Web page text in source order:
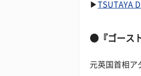
▶TSUTAYA
●『ゴース
元英国首相ア